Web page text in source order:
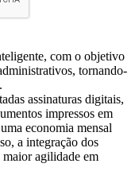
com o objetivo
tornando-
assinaturas digitais,
impressos em
economia mensal
a integração dos
maior agilidade em